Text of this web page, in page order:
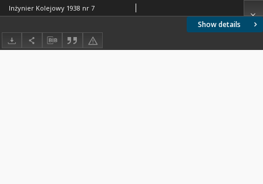
Show details
Inżynier Kolejowy 1938 nr 7